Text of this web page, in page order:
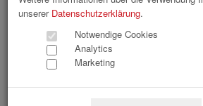
unserer Datenschutzerklärung.
Notwendige Cookies
Analytics
Marketing